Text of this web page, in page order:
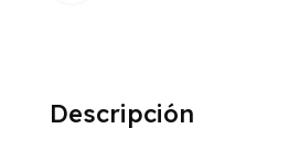
Descripción